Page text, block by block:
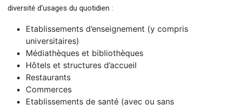
diversité d’usages du quotidien :
Etablissements d’enseignement (y compris
universitaires)
Médiathèques et bibliothèques
Hôtels et structures d’accueil
Restaurants
Commerces
Etablissements de santé (avec ou sans